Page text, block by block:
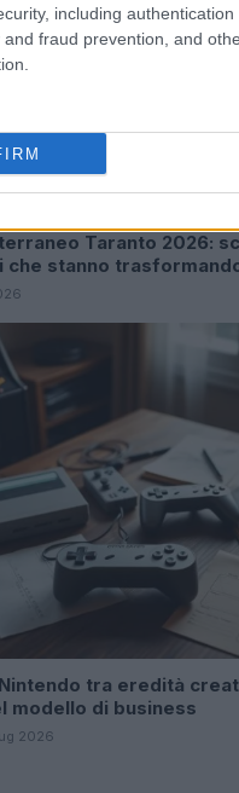
including authentication
and fraud prevention, and
Taranto 2026:
che stanno
tra eredità
modello di business
2026